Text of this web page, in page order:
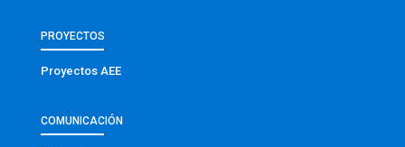
PROYECTOS
Proyectos AEE
COMUNICACIÓN